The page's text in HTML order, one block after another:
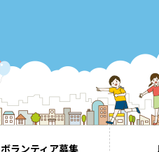
ボランティア募集